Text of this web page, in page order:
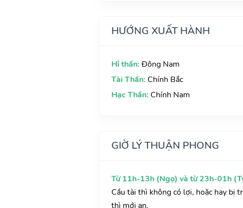
HƯỚNG XUẤT HÀNH
Hỉ thần: Đông Nam
Tài Thần: Chính Bắc
Hạc Thần: Chính Nam
GIỜ LÝ THUẬN PHONG
Từ 11h-13h (Ngọ) và từ 23h-01h
Cầu tài thì không có lợi, hoặc hay bị
thì mới an.